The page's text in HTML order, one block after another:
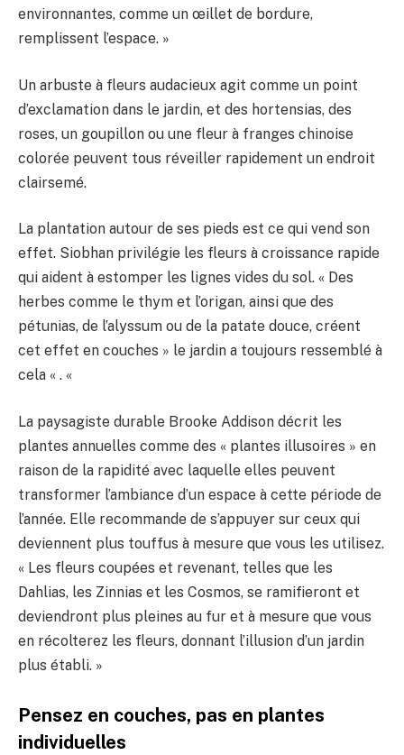
environnantes, comme un œillet de bordure,
remplissent l’espace. »
Un arbuste à fleurs audacieux agit comme un point
d’exclamation dans le jardin, et des hortensias, des
roses, un goupillon ou une fleur à franges chinoise
colorée peuvent tous réveiller rapidement un endroit
clairsemé.
La plantation autour de ses pieds est ce qui vend son
effet. Siobhan privilégie les fleurs à croissance rapide
qui aident à estomper les lignes vides du sol. « Des
herbes comme le thym et l’origan, ainsi que des
pétunias, de l’alyssum ou de la patate douce, créent
cet effet en couches » le jardin a toujours ressemblé à
cela « . «
La paysagiste durable Brooke Addison décrit les
plantes annuelles comme des « plantes illusoires » en
raison de la rapidité avec laquelle elles peuvent
transformer l’ambiance d’un espace à cette période de
l’année. Elle recommande de s’appuyer sur ceux qui
deviennent plus touffus à mesure que vous les utilisez.
« Les fleurs coupées et revenant, telles que les
Dahlias, les Zinnias et les Cosmos, se ramifieront et
deviendront plus pleines au fur et à mesure que vous
en récolterez les fleurs, donnant l’illusion d’un jardin
plus établi. »
Pensez en couches, pas en plantes
individuelles